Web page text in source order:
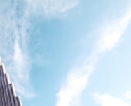
partout dans le monde
liées à l’emploi
aux autres
freelances
et les vitesses de